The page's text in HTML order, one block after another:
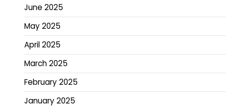
June 2025
May 2025
April 2025
March 2025
February 2025
January 2025